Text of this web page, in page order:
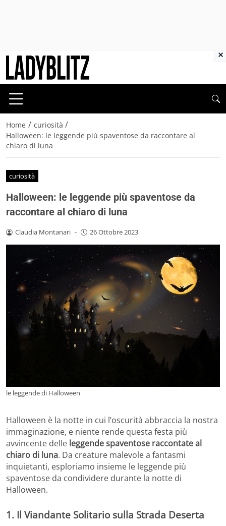
Home / curiosità /
Halloween: le leggende più spaventose da raccontare al
chiaro di luna
curiosità
Halloween: le leggende più spaventose da
raccontare al chiaro di luna
Claudia Montanari - 26 Ottobre 2023
le leggende di Halloween
Halloween è la notte in cui l’oscurità abbraccia la nostra
immaginazione, e niente rende questa festa più
avvincente delle leggende spaventose raccontate al
chiaro di luna. Da creature malevole a fantasmi
inquietanti, esploriamo insieme le leggende più
spaventose da condividere durante la notte di
Halloween.
1. Il Viandante Solitario sulla Strada Deserta
×